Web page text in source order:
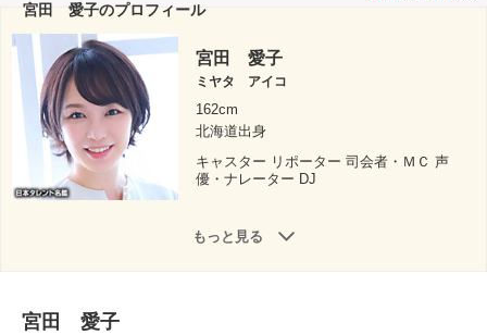
宮田 愛子のプロフィール
宮田 愛子
ミヤタ アイコ
162cm
北海道出身
キャスター リポーター 司会者・ＭＣ 声
優・ナレーター DJ
もっと見る
宮田 愛子